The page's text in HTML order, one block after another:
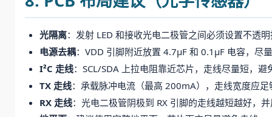
光隔离：发射 LED 和接收光电二极管之间必须设置不透
电源去耦：VDD 引脚附近放置 4.7μF 和 0.1μF 电容，尽
I²C 走线：SCL/SDA 上拉电阻靠近芯片，走线尽量短，避
TX 走线：承载脉冲电流（最高 200mA），走线宽度应
RX 走线：光电二极管阴极到 RX 引脚的走线越短越好，